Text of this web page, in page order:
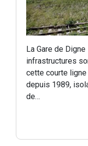
La Gare de
infrastructures
cette courte
depuis 1989,
de…